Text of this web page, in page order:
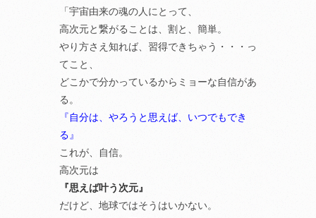
「宇宙由来の魂の人にとって、
高次元と繋がることは、割と、簡単。
やり方さえ知れば、習得できちゃう・・・っ
てこと、
どこかで分かっているからミョーな自信があ
る。
『自分は、やろうと思えば、いつでもでき
る』
これが、自信。
高次元は
『思えば叶う次元』
だけど、地球ではそうはいかない。